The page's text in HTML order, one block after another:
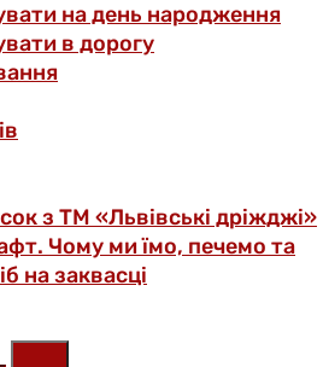
на день народження
в дорогу
з ТМ «Львівські дріжджі»
Чому ми їмо, печемо та
на заквасці